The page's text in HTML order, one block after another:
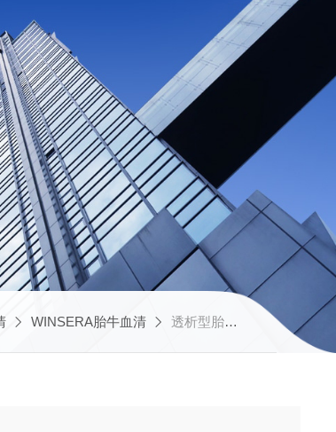
WINSERA胎牛血清 透析型胎牛血清(Dialyzed FBS)